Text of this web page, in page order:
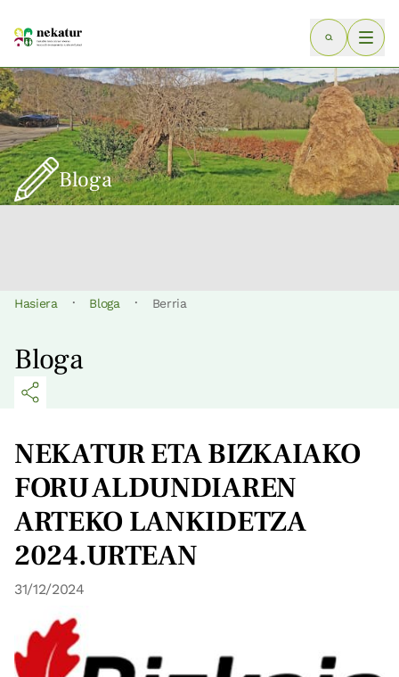
Bloga
Hasiera · Bloga · Berria
Bloga
NEKATUR ETA BIZKAIAKO
FORU ALDUNDIAREN
ARTEKO LANKIDETZA
2024.URTEAN
31/12/2024